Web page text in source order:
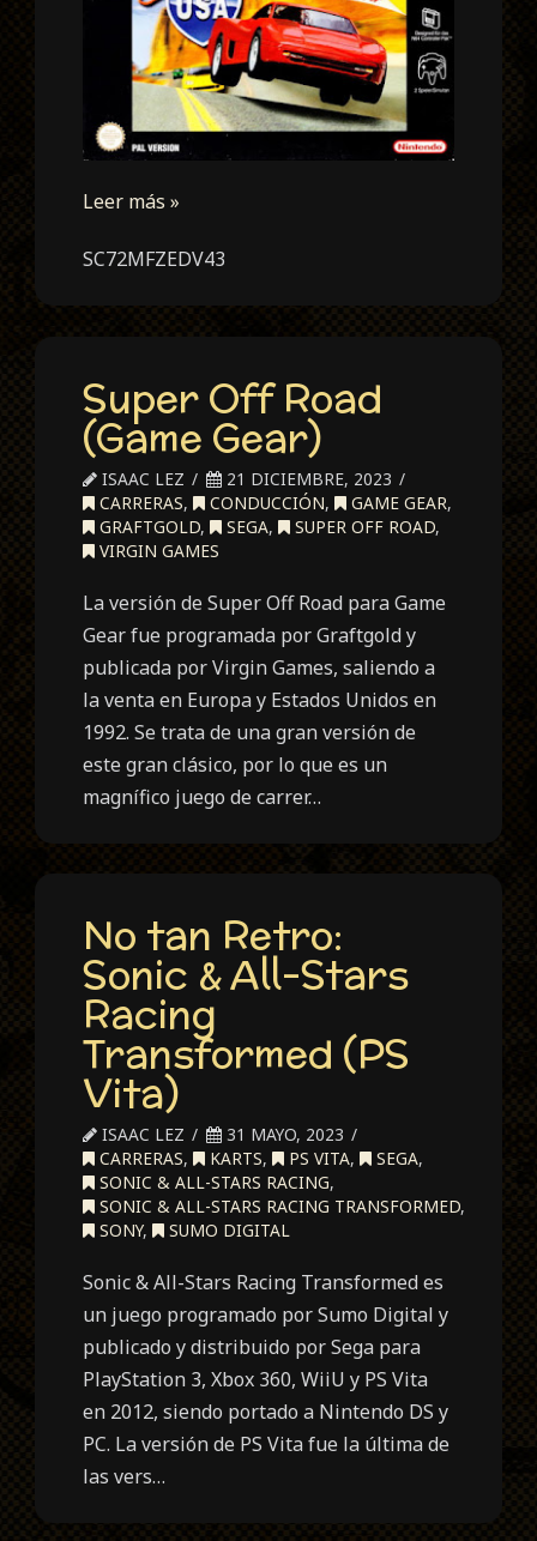
Leer más »
SC72MFZEDV43
Super Off Road
(Game Gear)
ISAAC LEZ
21 DICIEMBRE, 2023
CARRERAS, CONDUCCIÓN, GAME GEAR,
GRAFTGOLD, SEGA, SUPER OFF ROAD,
VIRGIN GAMES
La versión de Super Off Road para Game
Gear fue programada por Graftgold y
publicada por Virgin Games, saliendo a
la venta en Europa y Estados Unidos en
1992. Se trata de una gran versión de
este gran clásico, por lo que es un
magnífico juego de carrer…
No tan Retro:
Sonic & All-Stars
Racing
Transformed (PS
Vita)
ISAAC LEZ
31 MAYO, 2023
CARRERAS, KARTS, PS VITA, SEGA,
SONIC & ALL-STARS RACING,
SONIC & ALL-STARS RACING TRANSFORMED,
SONY, SUMO DIGITAL
Sonic & All-Stars Racing Transformed es
un juego programado por Sumo Digital y
publicado y distribuido por Sega para
PlayStation 3, Xbox 360, WiiU y PS Vita
en 2012, siendo portado a Nintendo DS y
PC. La versión de PS Vita fue la última de
las vers…